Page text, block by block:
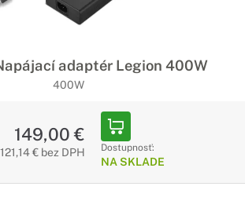
adaptér Legion 400W
400W
149,00 €
121,14 € bez DPH Dostupnosť:
NA SKLADE